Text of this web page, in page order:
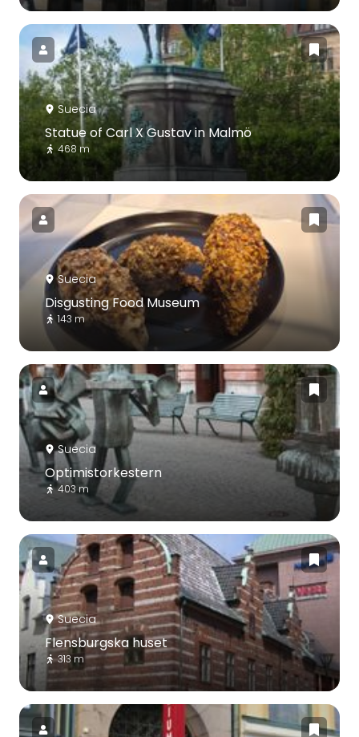
Suecia
Statue of Carl X Gustav in Malmö
468 m
Suecia
Disgusting Food Museum
143 m
Suecia
Optimistorkestern
403 m
Suecia
Flensburgska huset
313 m